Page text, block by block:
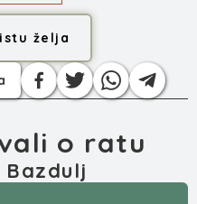
želja
o ratu
Bazdulj